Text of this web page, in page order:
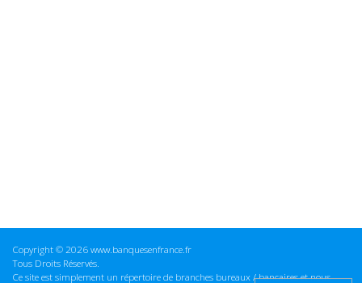
Copyright © 2026 www.banquesenfrance.fr
Tous Droits Réservés.
Ce site est simplement un répertoire de branches bureaux / bancaires et nous